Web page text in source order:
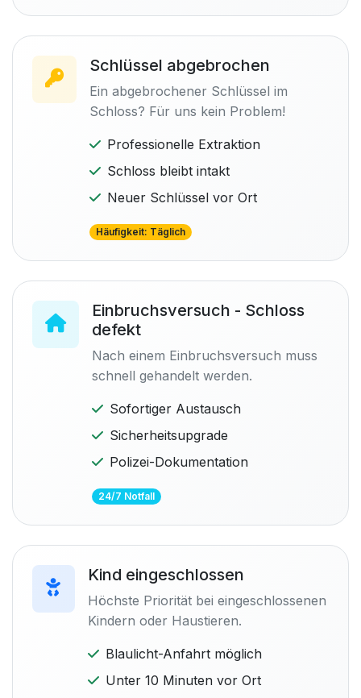
Schlüssel abgebrochen
Ein abgebrochener Schlüssel im
Schloss? Für uns kein Problem!
Professionelle Extraktion
Schloss bleibt intakt
Neuer Schlüssel vor Ort
Häufigkeit: Täglich
Einbruchsversuch - Schloss
defekt
Nach einem Einbruchsversuch muss
schnell gehandelt werden.
Sofortiger Austausch
Sicherheitsupgrade
Polizei-Dokumentation
24/7 Notfall
Kind eingeschlossen
Höchste Priorität bei eingeschlossenen
Kindern oder Haustieren.
Blaulicht-Anfahrt möglich
Unter 10 Minuten vor Ort